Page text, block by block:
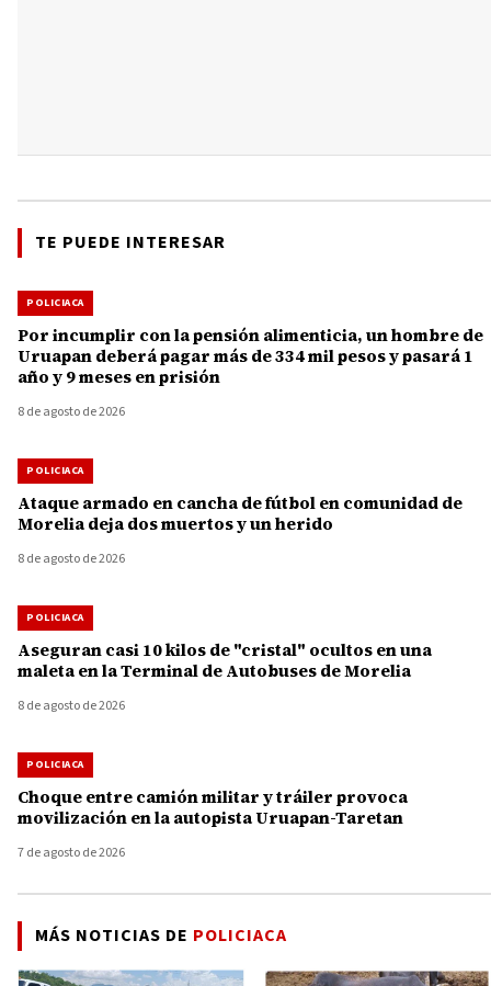
TE PUEDE INTERESAR
POLICIACA
Por incumplir con la pensión alimenticia, un hombre de
Uruapan deberá pagar más de 334 mil pesos y pasará 1
año y 9 meses en prisión
8 de agosto de 2026
POLICIACA
Ataque armado en cancha de fútbol en comunidad de
Morelia deja dos muertos y un herido
8 de agosto de 2026
POLICIACA
Aseguran casi 10 kilos de "cristal" ocultos en una
maleta en la Terminal de Autobuses de Morelia
8 de agosto de 2026
POLICIACA
Choque entre camión militar y tráiler provoca
movilización en la autopista Uruapan-Taretan
7 de agosto de 2026
MÁS NOTICIAS DE POLICIACA